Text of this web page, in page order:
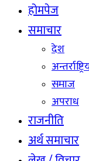
होमपेज
समाचार
देश
समाज
अपराध
राजनीति
अर्थ समाचार